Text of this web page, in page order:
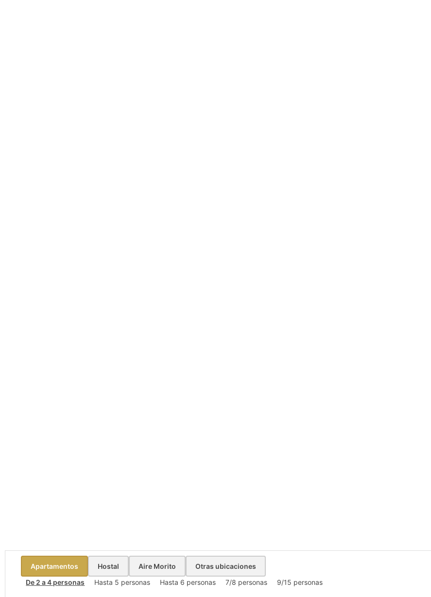
Apartamentos
De 2 a 4 personas
Hasta 5 personas Hasta 6 personas 7/8 personas 9/15 personas
Hostal Aire Morito Otras ubicaciones